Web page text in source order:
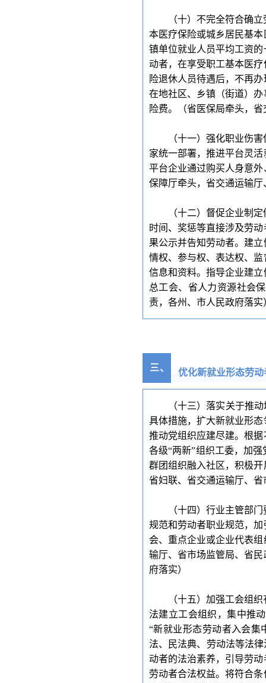
（十）不完全符合确
本医疗保险或城乡居民基
镇单位就业人员平均工资
动者，在享受职工基本医
险退休人员待遇后，不再
在地社区、乡镇（街道）
险费。（省医保局牵头，
（十一）强化职业伤
家统一部署，推进平台灵
平台企业通过购买人身意
保障厅牵头，省交通运输
（十二）督促企业制
时间、奖惩等直接涉及劳
果公示并告知劳动者。建
情权、参与权、表达权、
信息和资料。指导企业建
总工会、省人力资源社会
责，各州、市人民政府落实
三、 优化新就业形态劳
（十三）落实关于推
具体措施，扩大新就业形
推动党组织应建尽建。根
各级“两新”组织工委，加
群团组织融入社区，积极
省妇联、省交通运输厅、
（十四）行业主管部
规范和劳动者职业规范，
会、重点企业或企业代表
输厅、省市场监管局、省
府落实）
（十五）加强工会组
法建立工会组织，集中推
“新就业形态劳动者入会集
法、民法典、劳动法等法
动者的法治素养，引导劳
劳动者合法权益。将符合